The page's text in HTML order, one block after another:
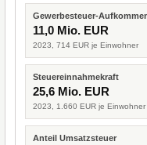
Gewerbesteuer-
11,0 Mio. EUR
2023, 714 EUR je Einwohner
Steuereinnahmekraft
25,6 Mio. EUR
2023, 1.660 EUR je Einwohner
Anteil Umsatzsteuer